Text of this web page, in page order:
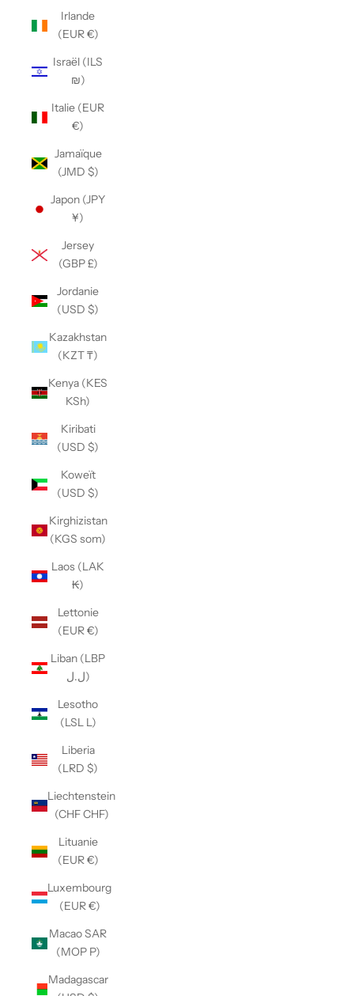
Irlande
(EUR €)
Israël (ILS
₪)
Italie (EUR
€)
Jamaïque
(JMD $)
Japon (JPY
¥)
Jersey
(GBP £)
Jordanie
(USD $)
Kazakhstan
(KZT ₸)
Kenya (KES
KSh)
Kiribati
(USD $)
Koweït
(USD $)
Kirghizistan
(KGS som)
Laos (LAK
₭)
Lettonie
(EUR €)
Liban (LBP
ل.ل)
Lesotho
(LSL L)
Liberia
(LRD $)
Liechtenstein
(CHF CHF)
Lituanie
(EUR €)
Luxembourg
(EUR €)
Macao SAR
(MOP P)
Madagascar